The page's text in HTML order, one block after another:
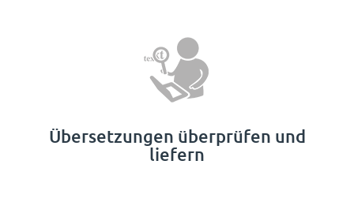
Übersetzungen überprüfen und
liefern